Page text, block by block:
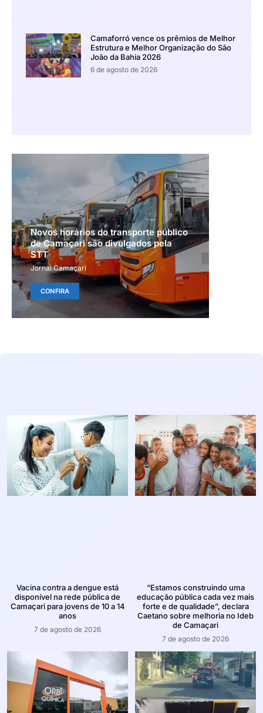
Camaforró vence os prêmios de Melhor
Estrutura e Melhor Organização do São
João da Bahia 2026
6 de agosto de 2026
Novos horários do transporte público
de Camaçari são divulgados pela
STT
Jornal Camaçari
CONFIRA
Vacina contra a dengue está
disponível na rede pública de
Camaçari para jovens de 10 a 14
anos
7 de agosto de 2026
“Estamos construindo uma
educação pública cada vez mais
forte e de qualidade”, declara
Caetano sobre melhoria no Ideb
de Camaçari
7 de agosto de 2026